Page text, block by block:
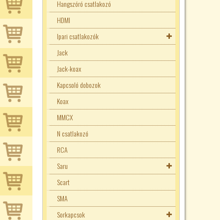
25W ellenállások
Speciális ellenállások
Fényellenállások
NTC ellenállások
PTC ellenállások
Trimmer
1206 SMD ellenállások
10W ellenállások
Hangszóró csatlakozó
HDMI
Ipari csatlakozók
M12 csatlakozók
M8 csatlakozók
Mágnesszelep csatlakozók
Jack
Jack-koax
Kapcsoló dobozok
Koax
MMCX
N csatlakozó
RCA
Saru
Autóelektronikai saruk
Vezeték toldó
Gyors csatlakozó
Scart
SMA
Sorkapcsok